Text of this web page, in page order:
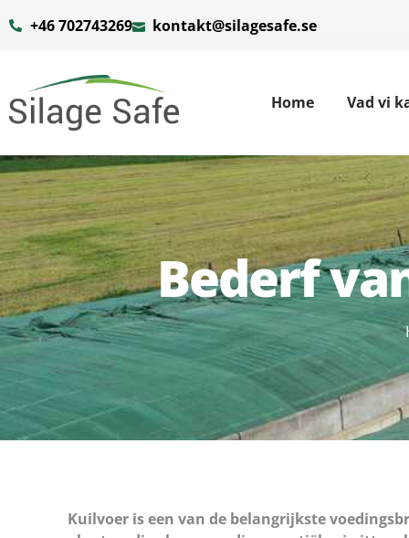
+46 702743269 kontakt@silagesafe.se
Home Vad vi
Bederf
Kuilvoer is een van de belangrijkste